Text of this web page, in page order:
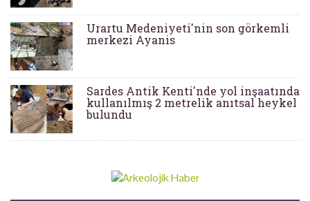
Urartu Medeniyeti'nin son görkemli
merkezi Ayanis
Sardes Antik Kenti'nde yol inşaatında
kullanılmış 2 metrelik anıtsal heykel
bulundu